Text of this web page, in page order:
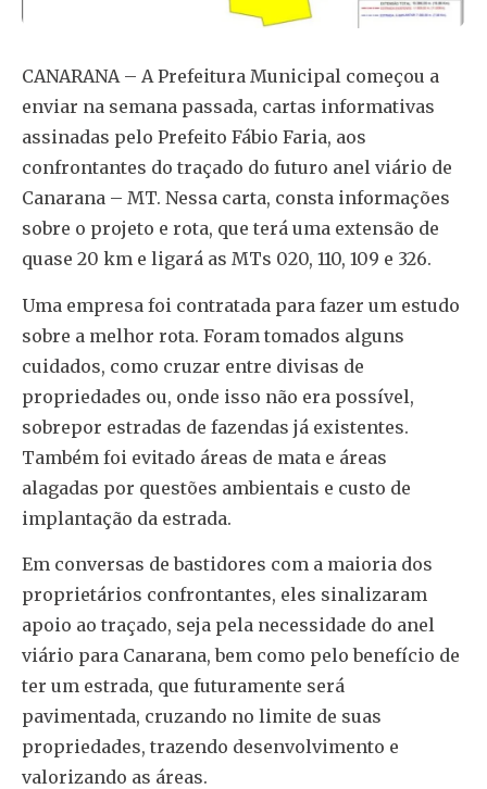
CANARANA – A Prefeitura Municipal começou a
enviar na semana passada, cartas informativas
assinadas pelo Prefeito Fábio Faria, aos
confrontantes do traçado do futuro anel viário de
Canarana – MT. Nessa carta, consta informações
sobre o projeto e rota, que terá uma extensão de
quase 20 km e ligará as MTs 020, 110, 109 e 326.
Uma empresa foi contratada para fazer um estudo
sobre a melhor rota. Foram tomados alguns
cuidados, como cruzar entre divisas de
propriedades ou, onde isso não era possível,
sobrepor estradas de fazendas já existentes.
Também foi evitado áreas de mata e áreas
alagadas por questões ambientais e custo de
implantação da estrada.
Em conversas de bastidores com a maioria dos
proprietários confrontantes, eles sinalizaram
apoio ao traçado, seja pela necessidade do anel
viário para Canarana, bem como pelo benefício de
ter um estrada, que futuramente será
pavimentada, cruzando no limite de suas
propriedades, trazendo desenvolvimento e
valorizando as áreas.